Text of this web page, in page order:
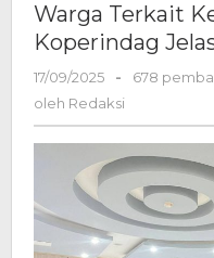
Warga Terkait
Koperindag
17/09/2025
oleh
Redaksi
-
678
oleh Redaksi